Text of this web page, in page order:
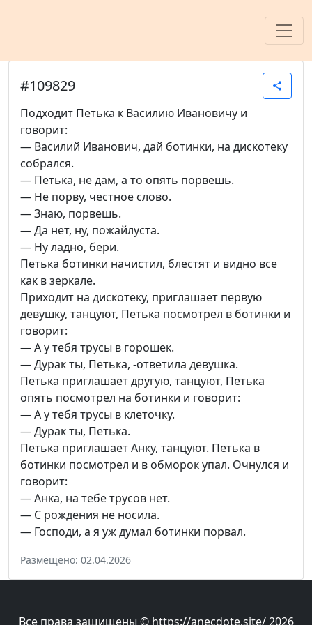
#109829 share
Подходит Петька к Василию Ивановичу и
говорит:
— Василий Иванович, дай ботинки, на дискотеку
собрался.
— Петька, не дам, а то опять порвешь.
— Не порву, честное слово.
— Знаю, порвешь.
— Да нет, ну, пожайлуста.
— Ну ладно, бери.
Петька ботинки начистил, блестят и видно все
как в зеркале.
Приходит на дискотеку, приглашает первую
девушку, танцуют, Петька посмотрел в ботинки и
говорит:
— А у тебя трусы в горошек.
— Дурак ты, Петька, -ответила девушка.
Петька приглашает другую, танцуют, Петька
опять посмотрел на ботинки и говорит:
— А у тебя трусы в клеточку.
— Дурак ты, Петька.
Петька приглашает Анку, танцуют. Петька в
ботинки посмотрел и в обморок упал. Очнулся и
говорит:
— Анка, на тебе трусов нет.
— С рождения не носила.
— Господи, а я уж думал ботинки порвал.
Размещено: 02.04.2026
Все права защищены © https://anecdote.site/ 2026